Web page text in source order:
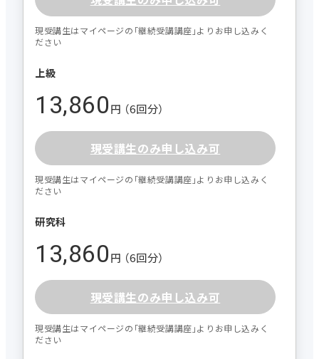
現受講生はマイページの｢継続受講講座｣よりお申し込みく
ださい
上級
13,860円 （6回分）
現受講生のみ申し込み可
現受講生はマイページの｢継続受講講座｣よりお申し込みく
ださい
研究科
13,860円 （6回分）
現受講生のみ申し込み可
現受講生はマイページの｢継続受講講座｣よりお申し込みく
ださい